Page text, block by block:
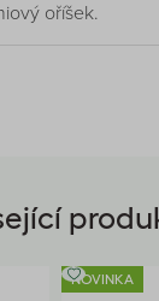
oříšek.
NOVINKA